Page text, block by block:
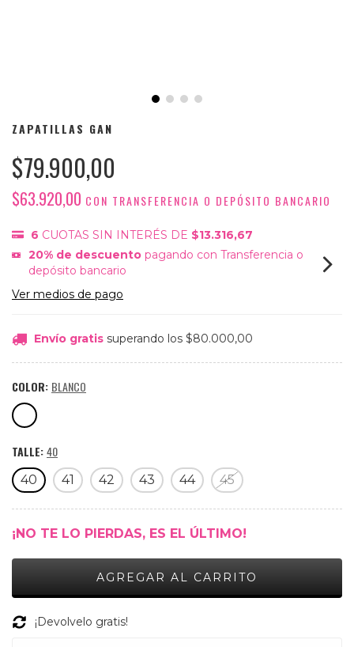
ZAPATILLAS GAN
$79.900,00
$63.920,00 CON TRANSFERENCIA O DEPÓSITO BANCARIO
6 CUOTAS SIN INTERÉS DE $13.316,67
20% de descuento pagando con Transferencia o
depósito bancario
Ver medios de pago
Envío gratis superando los $80.000,00
COLOR: BLANCO
TALLE:40
40 41 42 43 44 45
¡NO TE LO PIERDAS, ES EL ÚLTIMO!
¡Devolvelo gratis!